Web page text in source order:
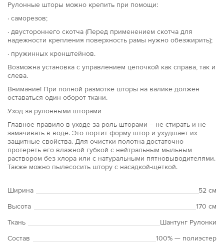
Рулонные шторы можно крепить при помощи:
· саморезов;
· двустороннего скотча (Перед применением скотча для
надежности крепления поверхность рамы нужно обезжирить);
· пружинных кронштейнов.
Возможна установка с управлением цепочкой как справа, так и
слева.
Внимание! При полной размотке шторы на валике должен
оставаться один оборот ткани.
Уход за рулонными шторами
Главное правило в уходе за роль-шторами – не стирать и не
замачивать в воде. Это портит форму штор и ухудшает их
защитные свойства. Для очистки полотна достаточно
протереть его влажной губкой с нейтральным мыльным
раствором без хлора или с натуральными пятновыводителями.
Также можно пылесосить штору с насадкой-щеткой.
Ширина
52 см
Высота
170 см
Ткань
Шантунг Рулонки
Состав
100% — полиэстер